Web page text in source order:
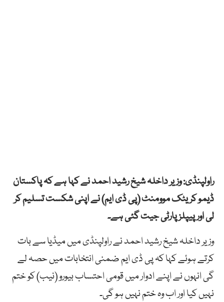
راولپنڈی: وزیر داخلہ شیخ رشید احمد نے کہا ہے کہ پاکستان
ڈیمو کریٹک موومنٹ (پی ڈی ایم) نے اپنی شکست تسلیم کر
لی اور پیپلز پارٹی جیت گئی ہے۔
وزیر داخلہ شیخ رشید احمد نے راولپنڈی میں میڈیا سے بات
کرتے ہوئے کہا کہ پی ڈی ایم ضمنی انتخابات میں حصہ لے
گی انہوں نے اپنے ادوار میں قومی احتساب بیورو (نیب) کو ختم
نہیں کیا اور اب وہ ختم نہیں ہو گی۔